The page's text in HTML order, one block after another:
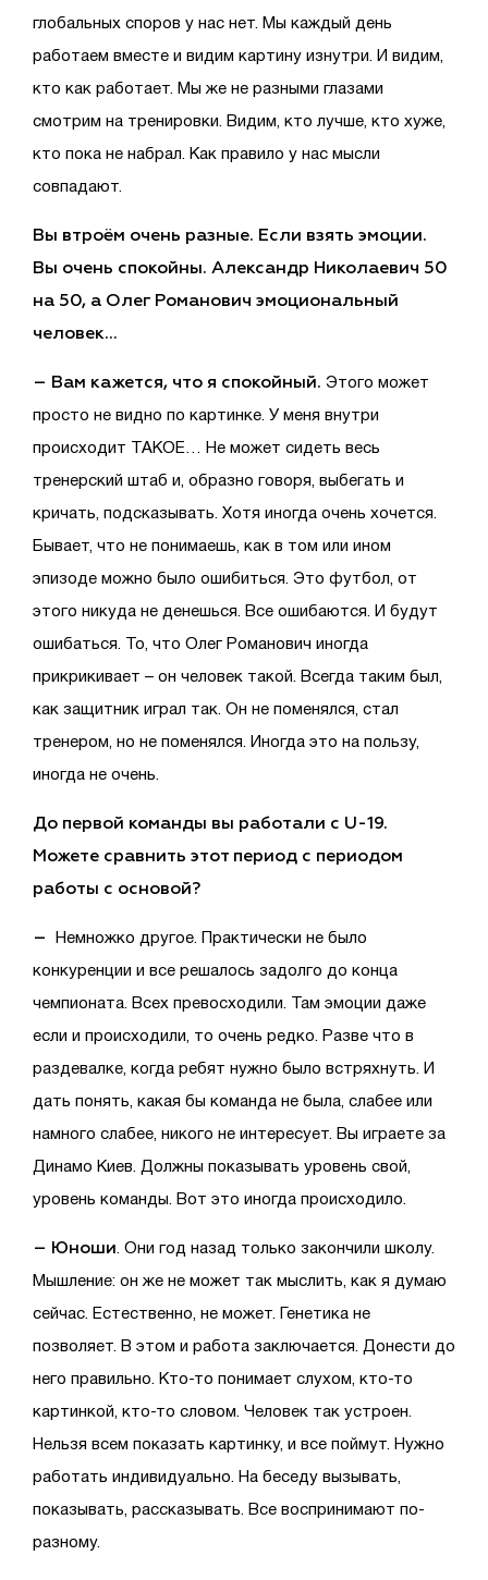
глобальных споров у нас нет. Мы каждый день
работаем вместе и видим картину изнутри. И видим,
кто как работает. Мы же не разными глазами
смотрим на тренировки. Видим, кто лучше, кто хуже,
кто пока не набрал. Как правило у нас мысли
совпадают.
Вы втроём очень разные. Если взять эмоции.
Вы очень спокойны. Александр Николаевич 50
на 50, а Олег Романович эмоциональный
человек…
– Вам кажется, что я спокойный. Этого может
просто не видно по картинке. У меня внутри
происходит ТАКОЕ… Не может сидеть весь
тренерский штаб и, образно говоря, выбегать и
кричать, подсказывать. Хотя иногда очень хочется.
Бывает, что не понимаешь, как в том или ином
эпизоде можно было ошибиться. Это футбол, от
этого никуда не денешься. Все ошибаются. И будут
ошибаться. То, что Олег Романович иногда
прикрикивает – он человек такой. Всегда таким был,
как защитник играл так. Он не поменялся, стал
тренером, но не поменялся. Иногда это на пользу,
иногда не очень.
До первой команды вы работали с U-19.
Можете сравнить этот период с периодом
работы с основой?
– Немножко другое. Практически не было
конкуренции и все решалось задолго до конца
чемпионата. Всех превосходили. Там эмоции даже
если и происходили, то очень редко. Разве что в
раздевалке, когда ребят нужно было встряхнуть. И
дать понять, какая бы команда не была, слабее или
намного слабее, никого не интересует. Вы играете за
Динамо Киев. Должны показывать уровень свой,
уровень команды. Вот это иногда происходило.
– Юноши . Они год назад только закончили школу.
Мышление: он же не может так мыслить, как я думаю
сейчас. Естественно, не может. Генетика не
позволяет. В этом и работа заключается. Донести до
него правильно. Кто-то понимает слухом, кто-то
картинкой, кто-то словом. Человек так устроен.
Нельзя всем показать картинку, и все поймут. Нужно
работать индивидуально. На беседу вызывать,
показывать, рассказывать. Все воспринимают по-
разному.